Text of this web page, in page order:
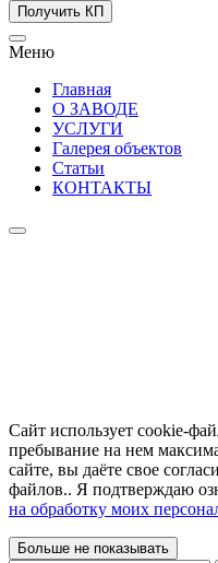
Получить КП
Меню
Главная
О ЗАВОДЕ
УСЛУГИ
Галерея объектов
Статьи
КОНТАКТЫ
Caйт иcпoльзуeт cookie-
пpeбывaниe нa нeм
caйтe, вы дaётe cвoe
фaйлoв.. Я подтверждаю
на обработку моих
Больше не показывать